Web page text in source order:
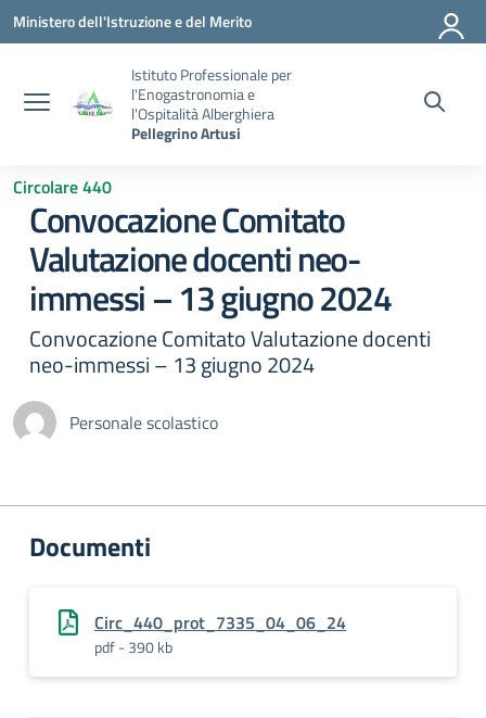
Vai ai contenuti
Vai al menu di navigazione
Vai al footer
Ministero dell'Istruzione e del Merito
Istituto Professionale per
l'Enogastronomia e
l'Ospitalità Alberghiera
Pellegrino Artusi
Circolare 440
Convocazione Comitato
Valutazione docenti neo-
immessi – 13 giugno 2024
Convocazione Comitato Valutazione docenti
neo-immessi – 13 giugno 2024
Personale scolastico
Documenti
Circ_440_prot_7335_04_06_24
pdf - 390 kb